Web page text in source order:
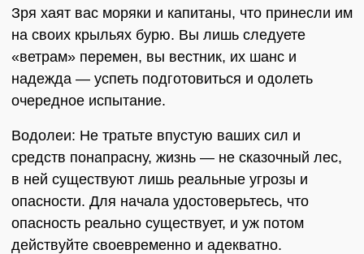
Зря хаят вас моряки и капитаны, что принесли им
на своих крыльях бурю. Вы лишь следуете
«ветрам» перемен, вы вестник, их шанс и
надежда — успеть подготовиться и одолеть
очередное испытание.
Водолеи: Не тратьте впустую ваших сил и
средств понапрасну, жизнь — не сказочный лес,
в ней существуют лишь реальные угрозы и
опасности. Для начала удостоверьтесь, что
опасность реально существует, и уж потом
действуйте своевременно и адекватно.